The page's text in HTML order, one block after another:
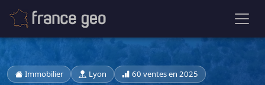
Immobilier Lyon 60 ventes en 2025